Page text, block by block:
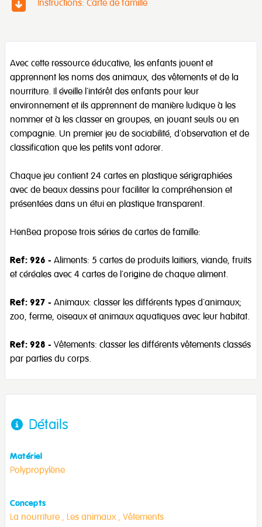
Instructions: Carte de famille
Avec cette ressource éducative, les enfants jouent et
apprennent les noms des animaux, des vêtements et de la
nourriture. Il éveille l'intérêt des enfants pour leur
environnement et ils apprennent de manière ludique à les
nommer et à les classer en groupes, en jouant seuls ou en
compagnie. Un premier jeu de sociabilité, d'observation et de
classification que les petits vont adorer.
Chaque jeu contient 24 cartes en plastique sérigraphiées
avec de beaux dessins pour faciliter la compréhension et
présentées dans un étui en plastique transparent.
HenBea propose trois séries de cartes de famille:
Ref: 926 - Aliments: 5 cartes de produits laitiers, viande, fruits
et céréales avec 4 cartes de l'origine de chaque aliment.
Ref: 927 - Animaux: classer les différents types d'animaux;
zoo, ferme, oiseaux et animaux aquatiques avec leur habitat.
Ref: 928 - Vêtements: classer les différents vêtements classés
par parties du corps.
Détails
Matériel
Polypropylène
Concepts
La nourriture , Les animaux , Vêtements